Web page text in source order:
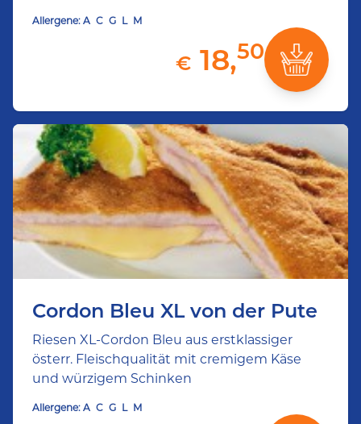
Allergene: A C G L M
€ 18,50
Cordon Bleu XL von der Pute
Riesen XL-Cordon Bleu aus erstklassiger
österr. Fleischqualität mit cremigem Käse
und würzigem Schinken
Allergene: A C G L M